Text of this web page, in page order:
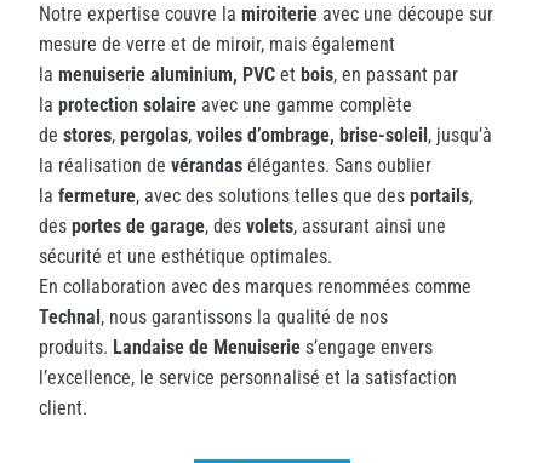
Notre expertise couvre la miroiterie avec une découpe sur
mesure de verre et de miroir, mais également
la menuiserie aluminium, PVC et bois, en passant par
la protection solaire avec une gamme complète
de stores, pergolas, voiles d’ombrage, brise-soleil, jusqu’à
la réalisation de vérandas élégantes. Sans oublier
la fermeture, avec des solutions telles que des portails,
des portes de garage, des volets, assurant ainsi une
sécurité et une esthétique optimales.
En collaboration avec des marques renommées comme
Technal, nous garantissons la qualité de nos
produits. Landaise de Menuiserie s’engage envers
l’excellence, le service personnalisé et la satisfaction
client.